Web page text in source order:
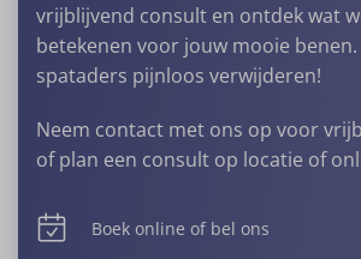
vrijblijvend consult en ontdek wat
betekenen voor jouw mooie benen.
spataders pijnloos verwijderen!
Neem contact met ons op voor
of plan een consult op locatie of
Boek online of bel ons